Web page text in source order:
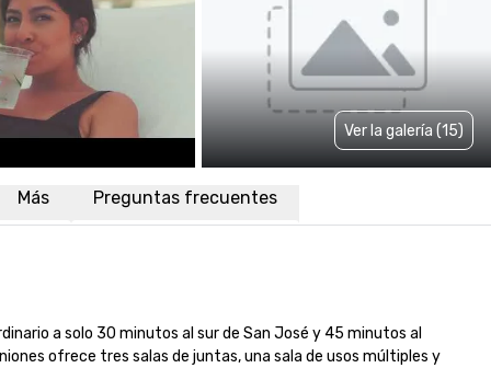
Ver la galería (15)
Más Preguntas frecuentes
a solo 30 minutos al sur de San José y 45 minutos al
ofrece tres salas de juntas, una sala de usos múltiples y